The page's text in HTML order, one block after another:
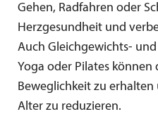
Gehen, Radfahren oder
Herzgesundheit und
Auch Gleichgewichts-
Yoga oder Pilates können
Beweglichkeit zu erhalten
Alter zu reduzieren.